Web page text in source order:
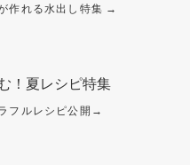
作れる水出し特集 →
フルレシピ公開→